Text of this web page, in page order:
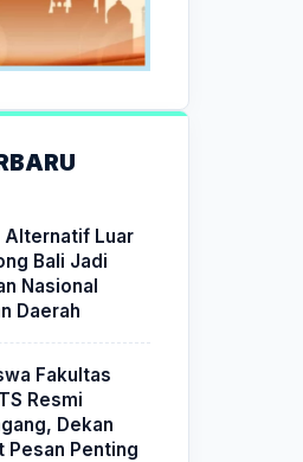
Alternatif Luar
Bali Jadi
Nasional
Daerah
Fakultas
Resmi
Dekan
Pesan Penting